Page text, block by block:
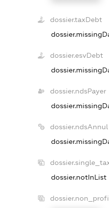
dossier.taxDebt
dossier.esvDebt
dossier.ndsPayer
dossier.ndsAnnul
dossier.notInList